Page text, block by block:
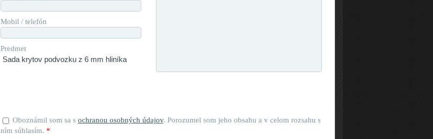
Mobil / telefón
Predmet
Oboznámil som sa s ochranou osobných údajov. Porozumel som jeho obsahu a v celom rozsahu s
ním súhlasím. *